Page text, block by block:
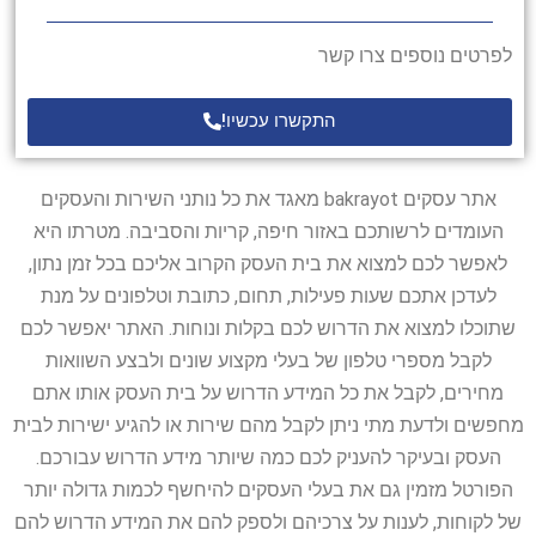
לפרטים נוספים צרו קשר
התקשרו עכשיו!
אתר עסקים bakrayot מאגד את כל נותני השירות והעסקים
העומדים לרשותכם באזור חיפה, קריות והסביבה. מטרתו היא
לאפשר לכם למצוא את בית העסק הקרוב אליכם בכל זמן נתון,
לעדכן אתכם שעות פעילות, תחום, כתובת וטלפונים על מנת
שתוכלו למצוא את הדרוש לכם בקלות ונוחות. האתר יאפשר לכם
לקבל מספרי טלפון של בעלי מקצוע שונים ולבצע השוואות
מחירים, לקבל את כל המידע הדרוש על בית העסק אותו אתם
מחפשים ולדעת מתי ניתן לקבל מהם שירות או להגיע ישירות לבית
העסק ובעיקר להעניק לכם כמה שיותר מידע הדרוש עבורכם.
הפורטל מזמין גם את בעלי העסקים להיחשף לכמות גדולה יותר
של לקוחות, לענות על צרכיהם ולספק להם את המידע הדרוש להם